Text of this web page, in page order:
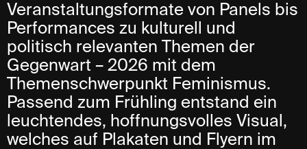
Veranstaltungsformate von Panels bis
Performances zu kulturell und
politisch relevanten Themen der
Gegenwart – 2026 mit dem
Themenschwerpunkt Feminismus.
Passend zum Frühling entstand ein
leuchtendes, hoffnungsvolles Visual,
welches auf Plakaten und Flyern im